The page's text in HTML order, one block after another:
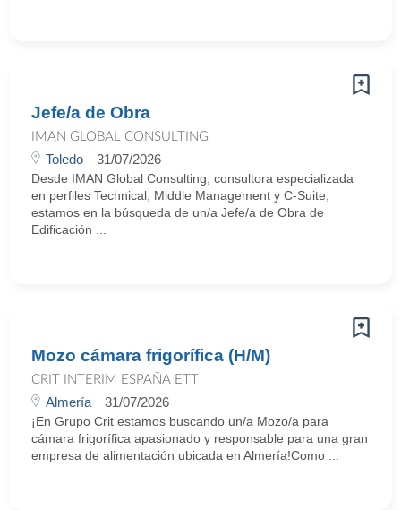
Jefe/a de Obra
IMAN GLOBAL CONSULTING
Toledo 31/07/2026
Desde IMAN Global Consulting, consultora especializada
en perfiles Technical, Middle Management y C-Suite,
estamos en la búsqueda de un/a Jefe/a de Obra de
Edificación ...
Mozo cámara frigorífica (H/M)
CRIT INTERIM ESPAÑA ETT
Almería 31/07/2026
¡En Grupo Crit estamos buscando un/a Mozo/a para
cámara frigorífica apasionado y responsable para una gran
empresa de alimentación ubicada en Almería!Como ...